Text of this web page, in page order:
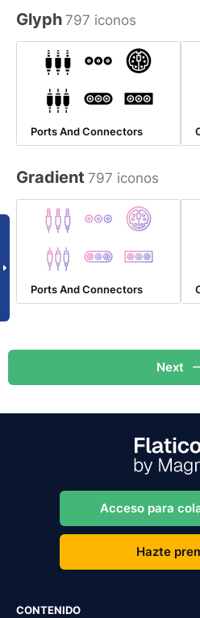
Glyph 797 iconos
Ports And Connectors
Gradient 797 iconos
Ports And Connectors
Next
Acceso para
Hazte
CONTENIDO